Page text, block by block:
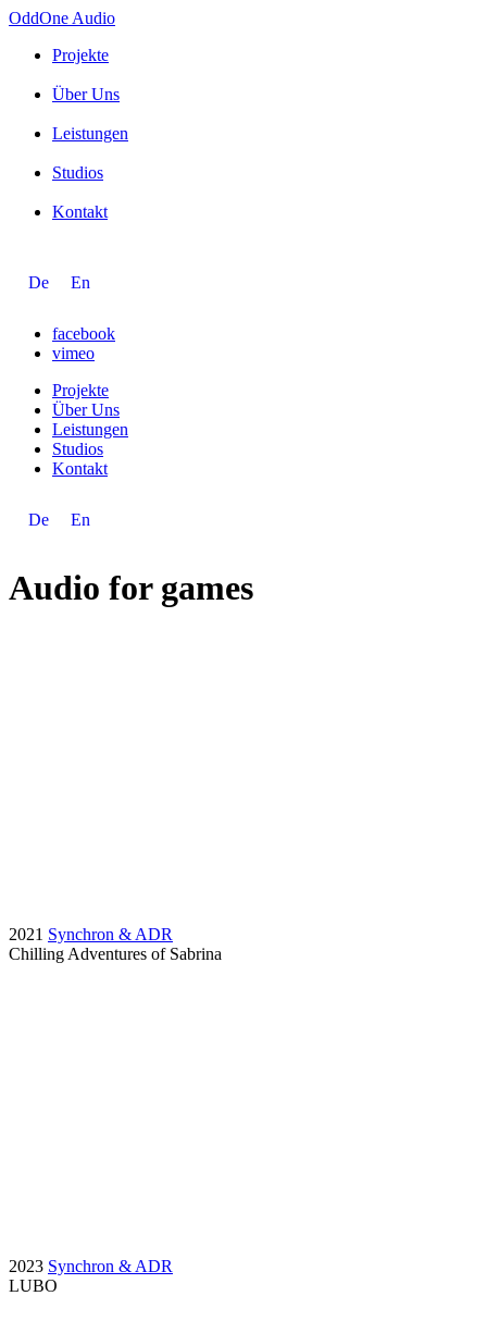
OddOne Audio
Projekte
Über Uns
Leistungen
Studios
Kontakt
De En
facebook
vimeo
Projekte
Über Uns
Leistungen
Studios
Kontakt
De En
Audio for games
2021 Synchron & ADR
Chilling Adventures of Sabrina
2023 Synchron & ADR
LUBO